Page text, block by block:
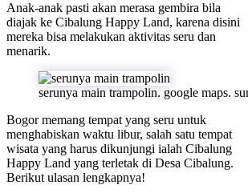
Anak-anak pasti akan merasa gembira bila
diajak ke Cibalung Happy Land, karena disini
mereka bisa melakukan aktivitas seru dan
menarik.
serunya main trampolin. google maps.
Bogor memang tempat yang seru untuk
menghabiskan waktu libur, salah satu tempat
wisata yang harus dikunjungi ialah Cibalung
Happy Land yang terletak di Desa Cibalung.
Berikut ulasan lengkapnya!